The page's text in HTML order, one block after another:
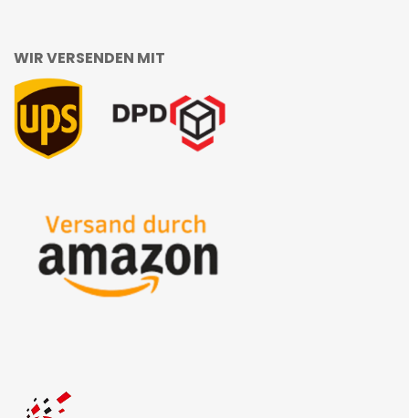
WIR VERSENDEN MIT